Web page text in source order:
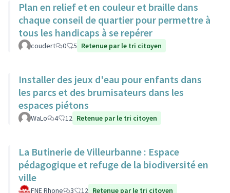
Plan en relief et en couleur et braille dans
chaque conseil de quartier pour permettre à
tous les handicaps à se repérer
coudert 0 5 Retenue par le tri citoyen
Installer des jeux d'eau pour enfants dans
les parcs et des brumisateurs dans les
espaces piétons
WaLo 4 12 Retenue par le tri citoyen
La Butinerie de Villeurbanne : Espace
pédagogique et refuge de la biodiversité en
ville
FNE Rhone 3 12 Retenue par le tri citoyen